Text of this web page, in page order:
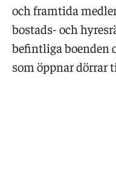
och framtida
bostads- och
befintliga boenden
som öppnar dörrar